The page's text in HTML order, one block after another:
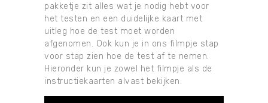
pakketje zit alles wat je nodig hebt voor
het testen en een duidelijke kaart met
uitleg hoe de test moet worden
afgenomen. Ook kun je in ons filmpje stap
voor stap zien hoe de test af te nemen.
Hieronder kun je zowel het filmpje als de
instructiekaarten alvast bekijken.